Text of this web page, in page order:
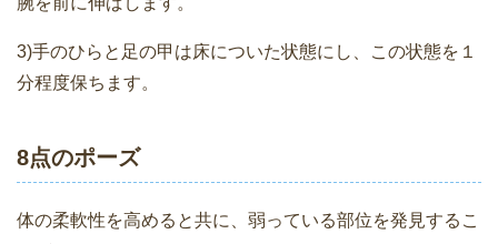
3)手のひらと足の甲は床についた状態にし、この状態を１
分程度保ちます。
8点のポーズ
体の柔軟性を高めると共に、弱っている部位を発見するこ